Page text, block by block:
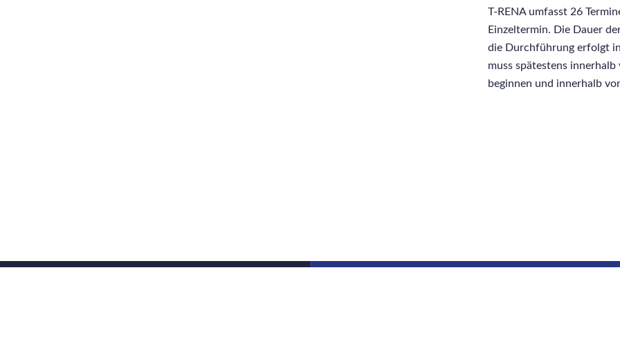
T-RENA umfasst 26
Einzeltermin. Die Dauer
die Durchführung erfolgt
muss spätestens
beginnen und innerhalb